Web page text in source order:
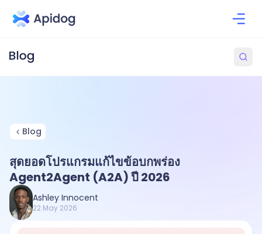
Blog
สุดยอดโปรแกรมแก้ไขข้อบกพร่อง
Agent2Agent (A2A) ปี 2026
Ashley Innocent
22 May 2026